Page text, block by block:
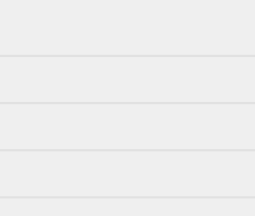
odgovorio: "Čim dobijemo